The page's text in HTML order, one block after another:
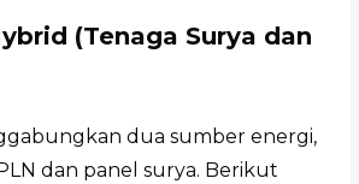
(Tenaga Surya dan
dua sumber energi,
dan panel surya. Berikut